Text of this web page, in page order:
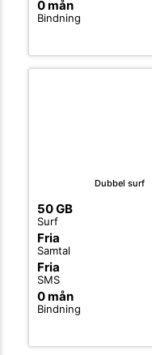
0 mån
Bindning
Dubbel surf
50 GB
Surf
Fria
Samtal
Fria
SMS
0 mån
Bindning